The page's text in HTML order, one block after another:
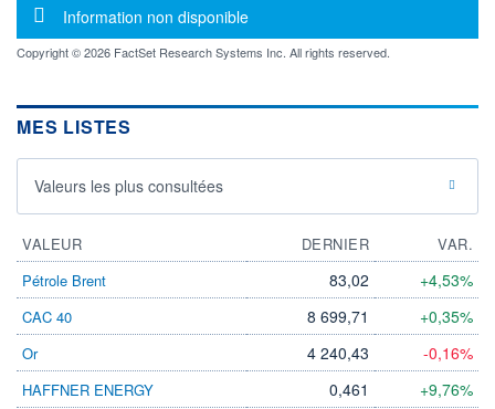
RENDEMENT
ESTIMÉ 2026
- -
03.08.26 / 21:42:42
Non éligible
Boursobank
Message d'information
Information non disponible
Copyright © 2026 FactSet Research Systems Inc. All rights reserved.
MES LISTES
Valeurs les plus consultées
VALEUR DERNIER
VAR.
Pétrole Brent
83,02 +4,53%
CAC 40 8 699,71 +0,35%
Or 4 240,43 -0,16%
HAFFNER ENERGY 0,461 +9,76%